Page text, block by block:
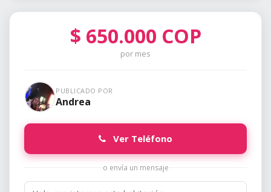
$ 650.000 COP
por mes
PUBLICADO POR
Andrea
Ver Teléfono
o envía un mensaje